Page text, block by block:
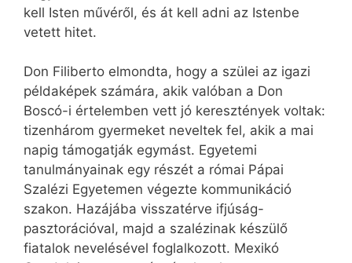
kell Isten művéről, és át kell adni az Istenbe
vetett hitet.
Don Filiberto elmondta, hogy a szülei az igazi
példaképek számára, akik valóban a Don
Boscó-i értelemben vett jó keresztények voltak:
tizenhárom gyermeket neveltek fel, akik a mai
napig támogatják egymást. Egyetemi
tanulmányainak egy részét a római Pápai
Szalézi Egyetemen végezte kommunikáció
szakon. Hazájába visszatérve ifjúság-
pasztorációval, majd a szalézinak készülő
fiatalok nevelésével foglalkozott. Mexikó